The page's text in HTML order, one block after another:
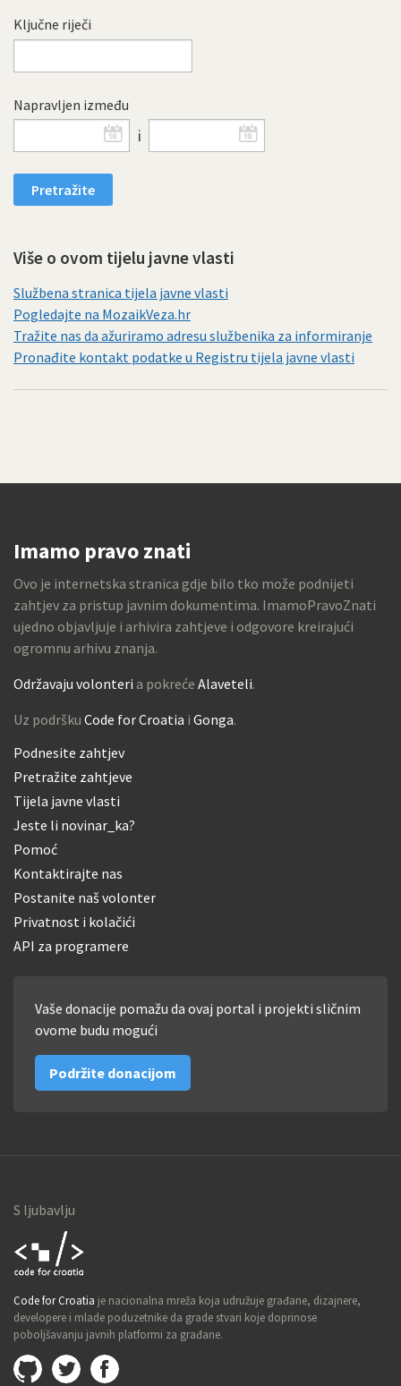
Ključne riječi
Napravljen između
i
Više o ovom tijelu javne vlasti
Službena stranica tijela javne vlasti
Pogledajte na MozaikVeza.hr
Tražite nas da ažuriramo adresu službenika za informiranje
Pronađite kontakt podatke u Registru tijela javne vlasti
Imamo pravo znati
Ovo je internetska stranica gdje bilo tko može podnijeti
zahtjev za pristup javnim dokumentima. ImamoPravoZnati
ujedno objavljuje i arhivira zahtjeve i odgovore kreirajući
ogromnu arhivu znanja.
Održavaju volonteri a pokreće Alaveteli.
Uz podršku Code for Croatia i Gonga.
Podnesite zahtjev
Pretražite zahtjeve
Tijela javne vlasti
Jeste li novinar_ka?
Pomoć
Kontaktirajte nas
Postanite naš volonter
Privatnost i kolačići
API za programere
Vaše donacije pomažu da ovaj portal i projekti sličnim
ovome budu mogući
Podržite donacijom
S ljubavlju
Croatia
Code for Croatia je nacionalna mreža koja udružuje građane, dizajnere,
developere i mlade poduzetnike da grade stvari koje doprinose
poboljšavanju javnih platformi za građane.